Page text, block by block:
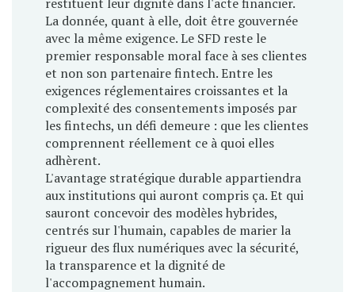
La donnée, quant à elle, doit être gouvernée
avec la même exigence. Le SFD reste le
premier responsable moral face à ses clientes
et non son partenaire fintech. Entre les
exigences réglementaires croissantes et la
complexité des consentements imposés par
les fintechs, un défi demeure : que les clientes
comprennent réellement ce à quoi elles
adhèrent.
L'avantage stratégique durable appartiendra
aux institutions qui auront compris ça. Et qui
sauront concevoir des modèles hybrides,
centrés sur l'humain, capables de marier la
rigueur des flux numériques avec la sécurité,
la transparence et la dignité de
l'accompagnement humain.